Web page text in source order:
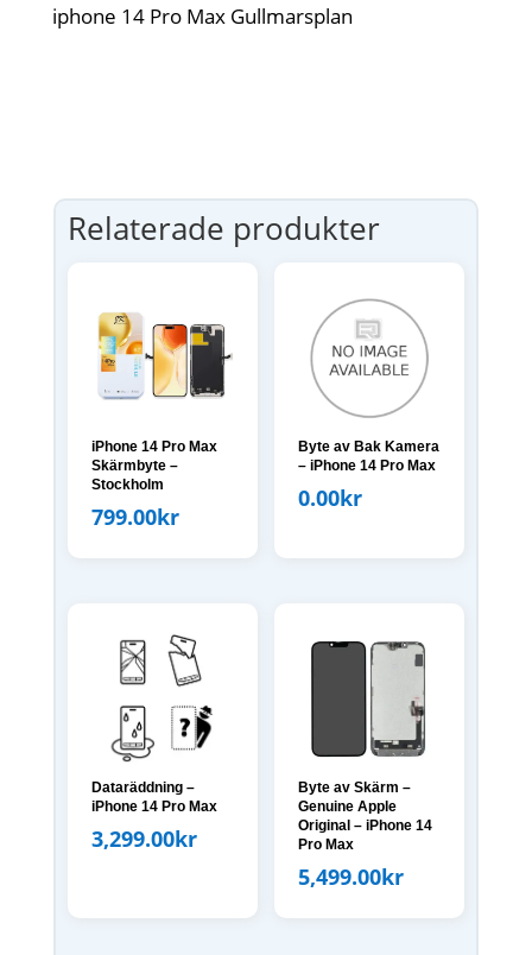
iphone 14 Pro Max Gullmarsplan
Relaterade produkter
iPhone 14 Pro Max
Skärmbyte –
Stockholm
799.00kr
Byte av Bak Kamera
– iPhone 14 Pro Max
0.00kr
Dataräddning –
iPhone 14 Pro Max
3,299.00kr
Byte av Skärm –
Genuine Apple
Original – iPhone 14
Pro Max
5,499.00kr